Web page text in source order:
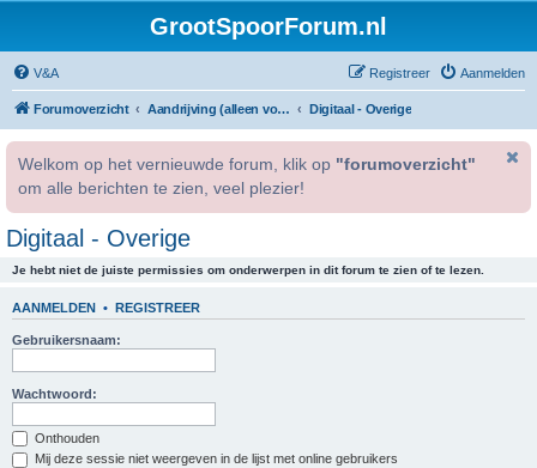
GrootSpoorForum.nl
V&A Aanmelden
Registreer
Forumoverzicht Aandrijving (alleen voor geregistreerde gebruikers). Digitaal - Overige
Welkom op het vernieuwde forum, klik op "forumoverzicht"
om alle berichten te zien, veel plezier!
Digitaal - Overige
Je hebt niet de juiste permissies om onderwerpen in dit forum te zien of te lezen.
AANMELDEN • REGISTREER
Gebruikersnaam:
Wachtwoord:
Onthouden
Mij deze sessie niet weergeven in de lijst met online gebruikers